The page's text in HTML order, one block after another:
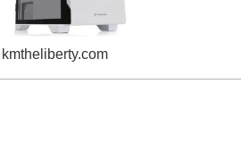
kmtheliberty.com